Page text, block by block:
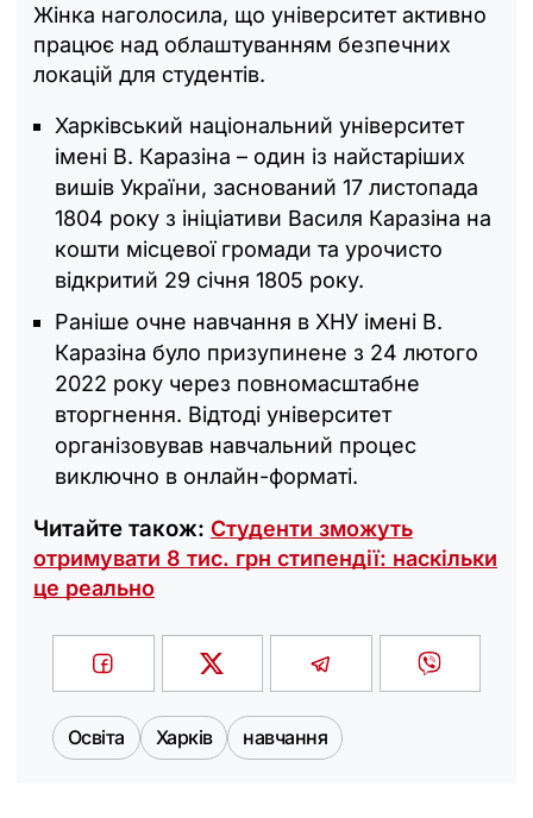
Жінка наголосила, що університет активно
працює над облаштуванням безпечних
локацій для студентів.
Харківський національний університет
імені В. Каразіна – один із найстаріших
вишів України, заснований 17 листопада
1804 року з ініціативи Василя Каразіна на
кошти місцевої громади та урочисто
відкритий 29 січня 1805 року.
Раніше очне навчання в ХНУ імені В.
Каразіна було призупинене з 24 лютого
2022 року через повномасштабне
вторгнення. Відтоді університет
організовував навчальний процес
виключно в онлайн-форматі.
Читайте також: Студенти зможуть
отримувати 8 тис. грн стипендії: наскільки
це реально
Освіта Харків навчання